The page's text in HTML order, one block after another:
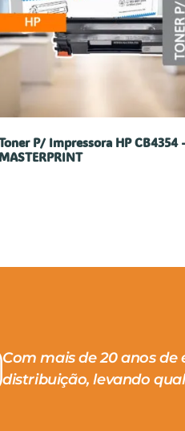
P/ Impressora HP CB4354
MASTERPRINT
Com mais de 20 anos
distribuição, levando